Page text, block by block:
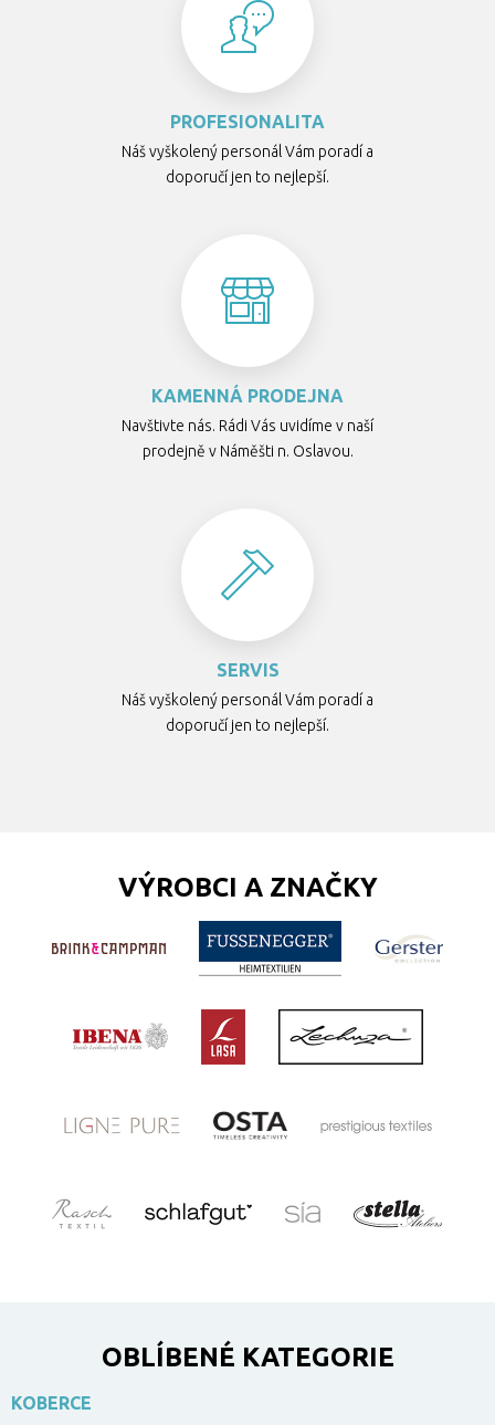
PROFESIONALITA
Náš vyškolený personál Vám poradí a
doporučí jen to nejlepší.
KAMENNÁ PRODEJNA
Navštivte nás. Rádi Vás uvidíme v naší
prodejně v Náměšti n. Oslavou.
SERVIS
Náš vyškolený personál Vám poradí a
doporučí jen to nejlepší.
VÝROBCI A ZNAČKY
OBLÍBENÉ KATEGORIE
KOBERCE